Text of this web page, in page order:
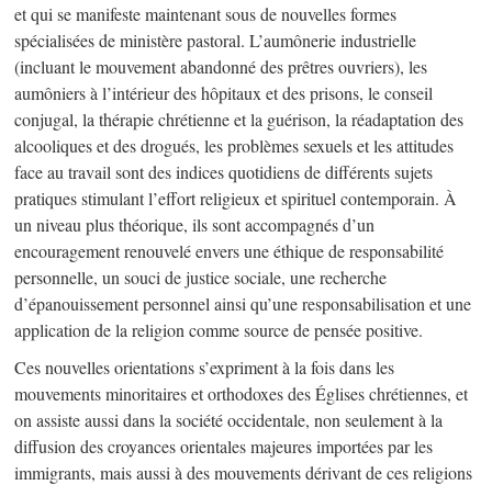
et qui se manifeste maintenant sous de nouvelles formes
spécialisées de ministère pastoral. L’aumônerie industrielle
(incluant le mouvement abandonné des prêtres ouvriers), les
aumôniers à l’intérieur des hôpitaux et des prisons, le conseil
conjugal, la thérapie chrétienne et la guérison, la réadaptation des
alcooliques et des drogués, les problèmes sexuels et les attitudes
face au travail sont des indices quotidiens de différents sujets
pratiques stimulant l’effort religieux et spirituel contemporain. À
un niveau plus théorique, ils sont accompagnés d’un
encouragement renouvelé envers une éthique de responsabilité
personnelle, un souci de justice sociale, une recherche
d’épanouissement personnel ainsi qu’une responsabilisation et une
application de la religion comme source de pensée positive.
Ces nouvelles orientations s’expriment à la fois dans les
mouvements minoritaires et orthodoxes des Églises chrétiennes, et
on assiste aussi dans la société occidentale, non seulement à la
diffusion des croyances orientales majeures importées par les
immigrants, mais aussi à des mouvements dérivant de ces religions